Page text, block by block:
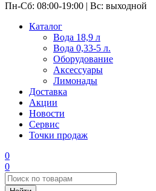
Пн-Сб: 08:00-19:00 | Вс: выходной
Каталог
Вода 18,9 л
Вода 0,33-5 л.
Оборудование
Аксессуары
Лимонады
Доставка
Акции
Новости
Сервис
Точки продаж
0
0